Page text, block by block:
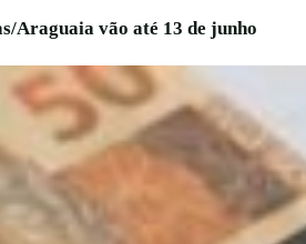
Araguaia vão até 13 de junho